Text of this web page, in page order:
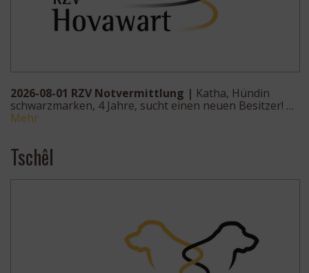
2026-08-01 RZV Notvermittlung | Katha, Hündin
schwarzmarken, 4 Jahre, sucht einen neuen Besitzer! …
Mehr
Tschêl